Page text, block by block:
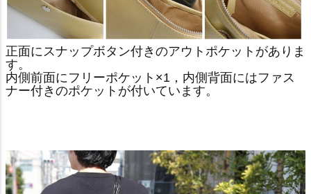
正面にスナップボタン付きのアウトポケットがありま
す。
内側前面にフリーポケット×1，内側背面にはファス
ナー付きのポケットが付いています。